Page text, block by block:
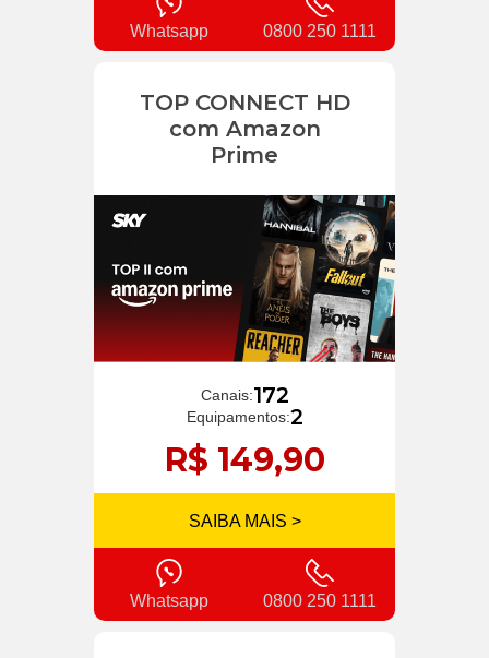
Whatsapp 0800 250 1111
TOP CONNECT HD
com Amazon
Prime
Canais:172
Equipamentos:2
R$ 149,90
SAIBA MAIS >
Whatsapp 0800 250 1111